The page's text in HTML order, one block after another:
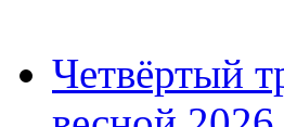
Четвёртый